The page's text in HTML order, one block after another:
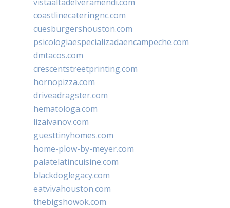
coastlinecateringnc.com
cuesburgershouston.com
psicologiaespecializadaencampeche.com
dmtacos.com
crescentstreetprinting.com
hornopizza.com
driveadragster.com
hematologa.com
lizaivanov.com
guesttinyhomes.com
home-plow-by-meyer.com
palatelatincuisine.com
blackdoglegacy.com
eatvivahouston.com
thebigshowok.com